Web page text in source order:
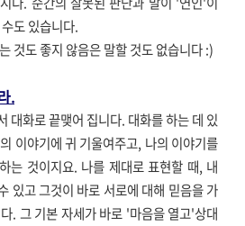
도 있습니다.
것도 좋지 않음은 말할 것도 없습니다 :)
.
대화로 끝맺어 집니다. 대화를 하는 데 있
이야기에 귀 기울여주고, 나의 이야기를
는 것이지요. 나를 제대로 표현할 때, 내
있고 그것이 바로 서로에 대해 믿음을 가
. 그 기본 자세가 바로 '마음을 열고'상대